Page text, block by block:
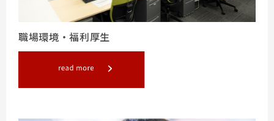
職場環境・福利厚生